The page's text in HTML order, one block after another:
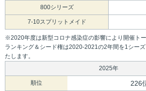
800シリーズ
7-10スプリットメイド
※2020年度は新型コロナ感染症の影響により開催トー
ランキング＆シード権は2020-2021の2年間を1シー
たします。
2025年
順位 226